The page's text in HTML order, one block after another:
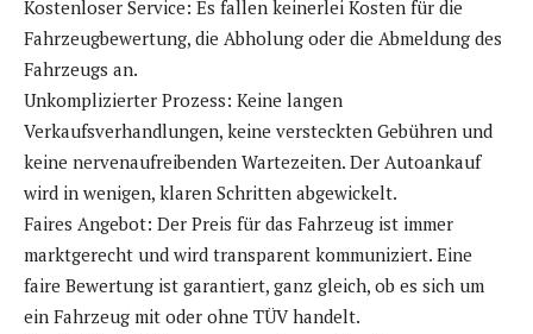
Kostenloser Service: Es fallen keinerlei Kosten für die
Fahrzeugbewertung, die Abholung oder die Abmeldung des
Fahrzeugs an.
Unkomplizierter Prozess: Keine langen
Verkaufsverhandlungen, keine versteckten Gebühren und
keine nervenaufreibenden Wartezeiten. Der Autoankauf
wird in wenigen, klaren Schritten abgewickelt.
Faires Angebot: Der Preis für das Fahrzeug ist immer
marktgerecht und wird transparent kommuniziert. Eine
faire Bewertung ist garantiert, ganz gleich, ob es sich um
ein Fahrzeug mit oder ohne TÜV handelt.